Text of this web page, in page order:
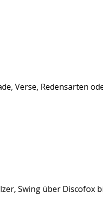
Verse, Redensarten
Swing über Discofox